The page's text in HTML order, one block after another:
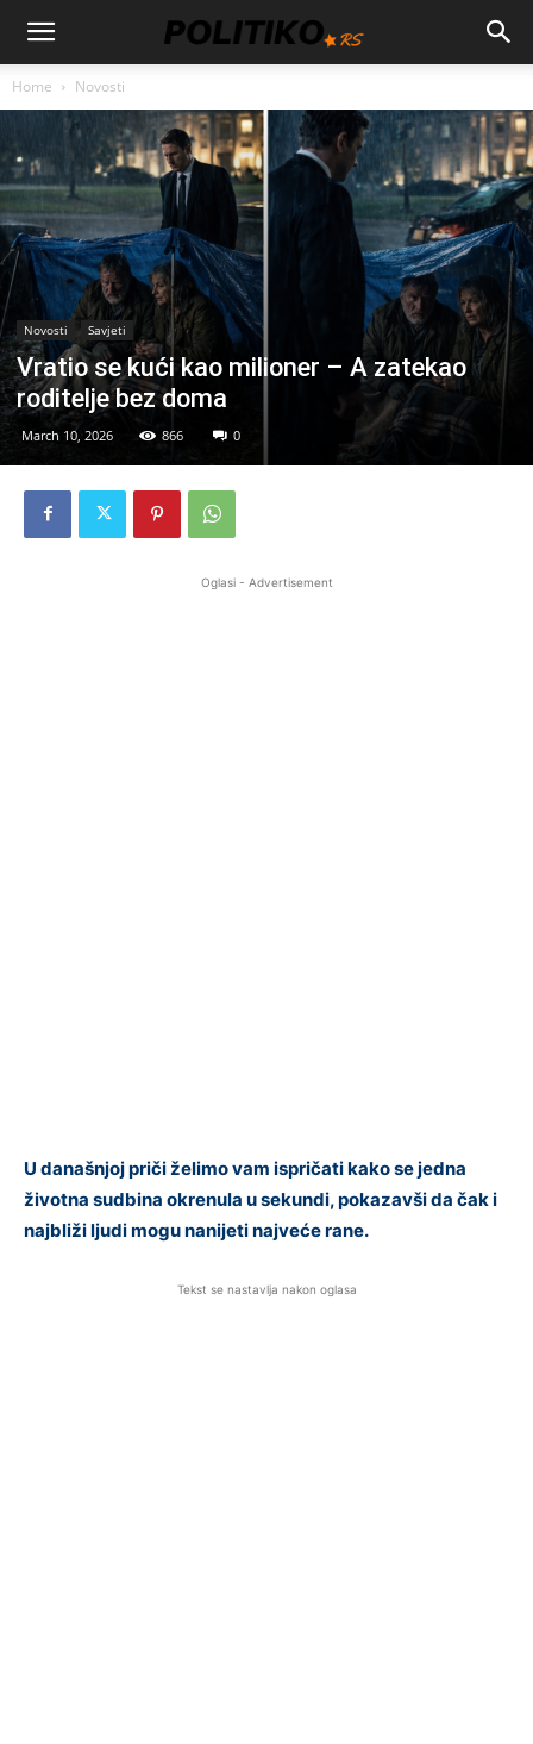
Home Novosti
Novosti Savjeti
Vratio se kući kao milioner – A zatekao
roditelje bez doma
March 10, 2026 866 0
Oglasi - Advertisement
U današnjoj priči želimo vam ispričati kako se jedna
životna sudbina okrenula u sekundi, pokazavši da čak i
najbliži ljudi mogu nanijeti najveće rane.
Tekst se nastavlja nakon oglasa